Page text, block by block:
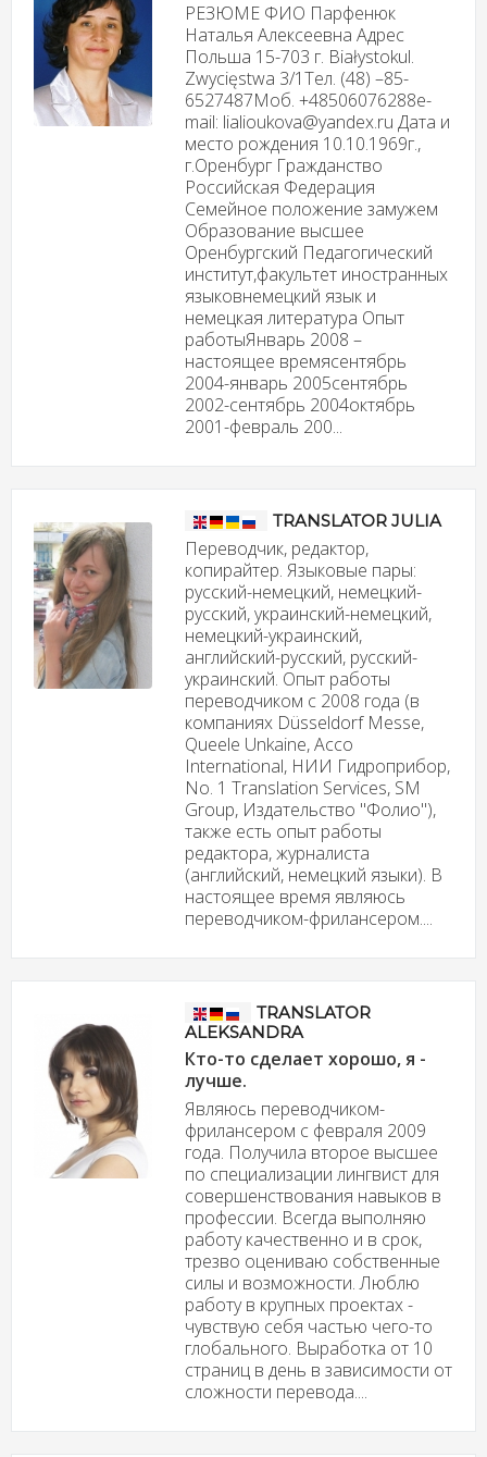
РЕЗЮМЕ ФИО Парфенюк
Наталья Алексеевна Адрес
Польша 15-703 г. Białystokul.
Zwycięstwa 3/1Тел. (48) –85-
6527487Моб. +48506076288e-
mail: lialioukova@yandex.ru Дата и
место рождения 10.10.1969г.,
г.Оренбург Гражданство
Российская Федерация
Семейное положение замужем
Образование высшее
Оренбургский Педагогический
институт,факультет иностранных
языковнемецкий язык и
немецкая литература Опыт
работыЯнварь 2008 –
настоящее времясентябрь
2004-январь 2005сентябрь
2002-сентябрь 2004октябрь
2001-февраль 200...
TRANSLATOR JULIA
Переводчик, редактор,
копирайтер. Языковые пары:
русский-немецкий, немецкий-
русский, украинский-немецкий,
немецкий-украинский,
английский-русский, русский-
украинский. Опыт работы
переводчиком с 2008 года (в
компаниях Düsseldorf Messe,
Queele Unkaine, Acco
International, НИИ Гидроприбор,
No. 1 Translation Services, SM
Group, Издательство "Фолио"),
также есть опыт работы
редактора, журналиста
(английский, немецкий языки). В
настоящее время являюсь
переводчиком-фрилансером....
TRANSLATOR
ALEKSANDRA
Кто-то сделает хорошо, я -
лучше.
Являюсь переводчиком-
фрилансером с февраля 2009
года. Получила второе высшее
по специализации лингвист для
совершенствования навыков в
профессии. Всегда выполняю
работу качественно и в срок,
трезво оцениваю собственные
силы и возможности. Люблю
работу в крупных проектах -
чувствую себя частью чего-то
глобального. Выработка от 10
страниц в день в зависимости от
сложности перевода....